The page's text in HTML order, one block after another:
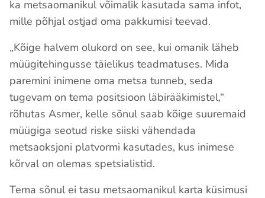
ka metsaomanikul võimalik kasutada sama infot,
mille põhjal ostjad oma pakkumisi teevad.
„Kõige halvem olukord on see, kui omanik läheb
müügitehingusse täielikus teadmatuses. Mida
paremini inimene oma metsa tunneb, seda
tugevam on tema positsioon läbirääkimistel,“
rõhutas Asmer, kelle sõnul saab kõige suuremaid
müügiga seotud riske siiski vähendada
metsaoksjoni platvormi kasutades, kus inimese
kõrval on olemas spetsialistid.
Tema sõnul ei tasu metsaomanikul karta küsimusi